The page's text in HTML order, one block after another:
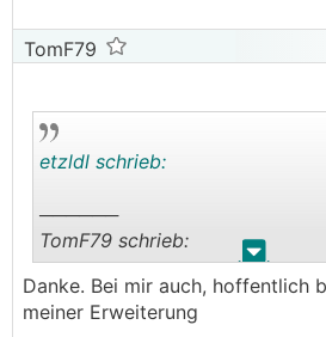
TomF79
. .
etzldl schrieb:
──────
TomF79 schrieb:
Kann bitte jemand kurz
er die monatliche Abrechnung
Danke. Bei mir auch, hoffentlich
meiner Erweiterung